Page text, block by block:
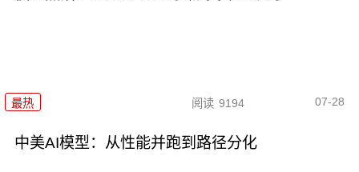
最热 阅读 9194 07-28
中美AI模型：从性能并跑到路径分化